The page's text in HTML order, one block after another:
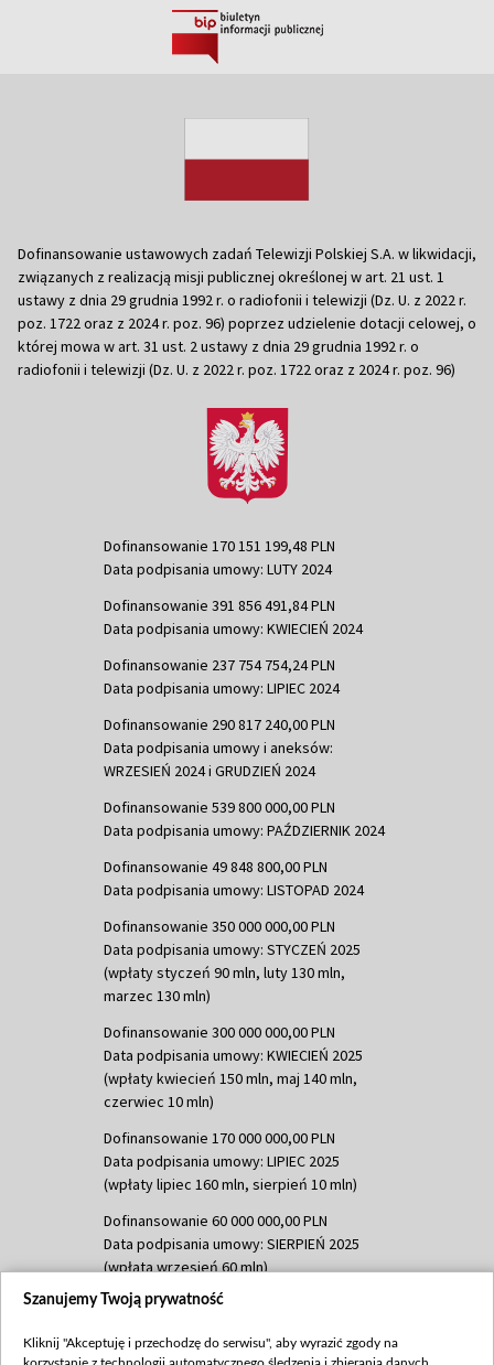
Dofinansowanie ustawowych zadań Telewizji Polskiej S.A. w likwidacji,
związanych z realizacją misji publicznej określonej w art. 21 ust. 1
ustawy z dnia 29 grudnia 1992 r. o radiofonii i telewizji (Dz. U. z 2022 r.
poz. 1722 oraz z 2024 r. poz. 96) poprzez udzielenie dotacji celowej, o
której mowa w art. 31 ust. 2 ustawy z dnia 29 grudnia 1992 r. o
radiofonii i telewizji (Dz. U. z 2022 r. poz. 1722 oraz z 2024 r. poz. 96)
Dofinansowanie 170 151 199,48 PLN
Data podpisania umowy: LUTY 2024
Dofinansowanie 391 856 491,84 PLN
Data podpisania umowy: KWIECIEŃ 2024
Dofinansowanie 237 754 754,24 PLN
Data podpisania umowy: LIPIEC 2024
Dofinansowanie 290 817 240,00 PLN
Data podpisania umowy i aneksów:
WRZESIEŃ 2024 i GRUDZIEŃ 2024
Dofinansowanie 539 800 000,00 PLN
Data podpisania umowy: PAŹDZIERNIK 2024
Dofinansowanie 49 848 800,00 PLN
Data podpisania umowy: LISTOPAD 2024
Dofinansowanie 350 000 000,00 PLN
Data podpisania umowy: STYCZEŃ 2025
(wpłaty styczeń 90 mln, luty 130 mln,
marzec 130 mln)
Dofinansowanie 300 000 000,00 PLN
Data podpisania umowy: KWIECIEŃ 2025
(wpłaty kwiecień 150 mln, maj 140 mln,
czerwiec 10 mln)
Dofinansowanie 170 000 000,00 PLN
Data podpisania umowy: LIPIEC 2025
(wpłaty lipiec 160 mln, sierpień 10 mln)
Dofinansowanie 60 000 000,00 PLN
Data podpisania umowy: SIERPIEŃ 2025
(wpłata wrzesień 60 mln)
Dofinansowanie 635 783 051,21 PLN
(wpłata wrzesień 100 mln, październik 350
Szanujemy Twoją prywatność
Kliknij "Akceptuję i przechodzę do serwisu", aby wyrazić zgody na